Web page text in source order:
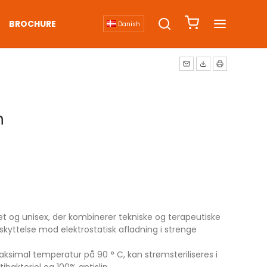
BROCHURE Danish
og unisex, der kombinerer tekniske og terapeutiske
mod elektrostatisk afladning i strenge
temperatur på 90 ° C, kan strømsteriliseres i